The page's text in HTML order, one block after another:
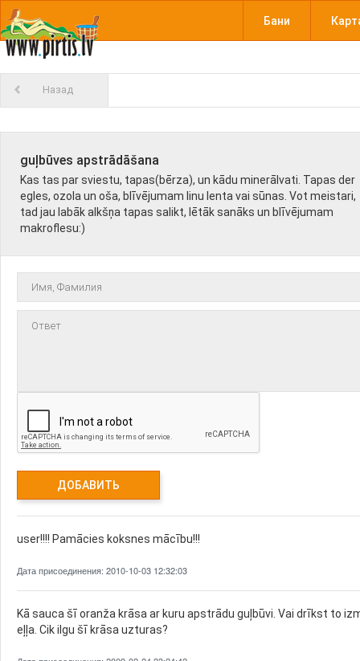
Бани
Назад
guļbūves apstrādāšana
Kas tas par sviestu, tapas(bērza), un kādu minerālvati. Tapas der
egles, ozola un oša, blīvējumam linu lenta vai sūnas. Vot meistari,
tad jau labāk alkšņa tapas salikt, lētāk sanāks un blīvējumam
makroflesu:)
user!!!! Pamācies koksnes mācību!!!
Дата присоединения: 2010-10-03 12:32:03
Kā sauca šī oranža krāsa ar kuru apstrādu guļbūvi. Vai drīkst to
eļļa. Cik ilgu šī krāsa uzturas?